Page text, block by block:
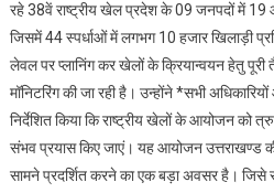
रहे 38वें राष्ट्रीय खेल प्रदेश के 09 जनपदों में
जिसमें 44 स्पर्धाओं में लगभग 10 हजार खिलाड़ी
लेवल पर प्लानिंग कर खेलों के क्रियान्वयन हेतु पूरी
मॉनिटरिंग की जा रही है। उन्होंने *सभी
निर्देशित किया कि राष्ट्रीय खेलों के आयोजन को
संभव प्रयास किए जाएं। यह आयोजन उत्तराखण्ड
सामने प्रदर्शित करने का एक बड़ा अवसर है।